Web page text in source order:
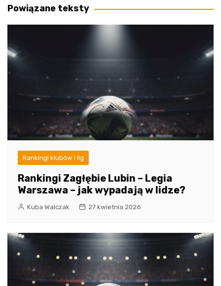
Powiązane teksty
Rankingi klubów i lig
Rankingi Zagłębie Lubin – Legia
Warszawa – jak wypadają w lidze?
Kuba Walczak 27 kwietnia 2026